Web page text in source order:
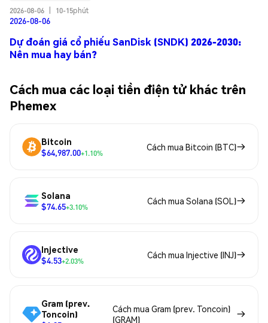
2026-08-06
10-15phút
2026-08-06
Dự đoán giá cổ phiếu SanDisk (SNDK) 2026-2030:
Nên mua hay bán?
Cách mua các loại tiền điện tử khác trên
Phemex
Bitcoin
$64,987.00+1.10%
Cách mua Bitcoin (BTC)
Solana
$74.65+3.10%
Cách mua Solana (SOL)
Injective
$4.53+2.03%
Cách mua Injective (INJ)
Gram (prev.
Toncoin)
Cách mua Gram (prev. Toncoin)
(GRAM)